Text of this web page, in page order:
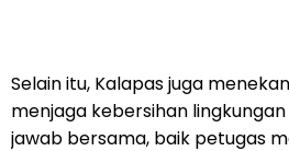
Selain itu, Kalapas juga
menjaga kebersihan
jawab bersama, baik petugas